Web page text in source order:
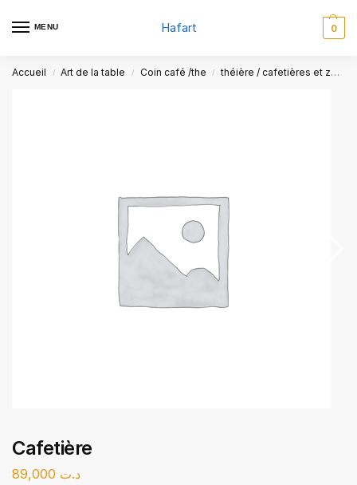
MENU Hafart 0
Accueil / Art de la table / Coin café /the / théière / cafetières et zazwa
Cafetière
د.ت